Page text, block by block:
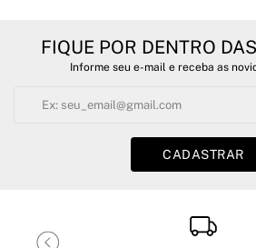
FIQUE POR DENTRO
Informe seu e-mail e receba as
CADASTRAR